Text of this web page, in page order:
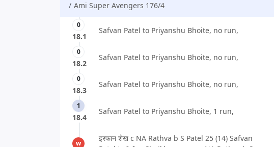
Ami Super Avengers 176/4
0
18.1
Safvan Patel to Priyanshu Bhoite, no run,
0
18.2
Safvan Patel to Priyanshu Bhoite, no run,
0
18.3
Safvan Patel to Priyanshu Bhoite, no run,
1
18.4
Safvan Patel to Priyanshu Bhoite, 1 run,
w
इरफान शेख c NA Rathva b S Patel 25 (14) Safvan